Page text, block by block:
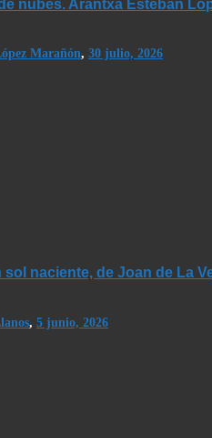
nubes. Arantxa Esteban
Marañón, 30 julio, 2026
sol naciente, de Joan de La
, 5 junio, 2026